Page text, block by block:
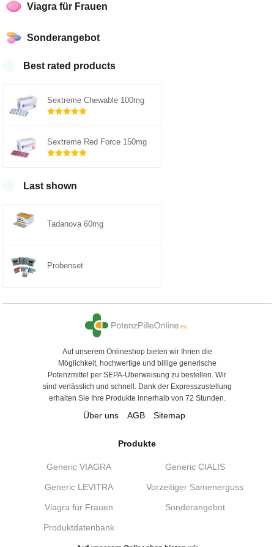
Viagra für Frauen
Sonderangebot
Best rated products
Sextreme Chewable 100mg
5
Sextreme Red Force 150mg
Last shown
Tadanova 60mg
Probenset
Auf unserem Onlineshop bieten wir Ihnen die
Möglichkeit, hochwertige und billige generische
Potenzmittel per SEPA-Überweisung zu bestellen. Wir
sind verlässlich und schnell. Dank der Expresszustellung
erhalten Sie Ihre Produkte innerhalb von 72 Stunden.
Über uns AGB Sitemap
Produkte
Generic VIAGRA Generic CIALIS
Generic LEVITRA Vorzeitiger Samenerguss
Viagra für Frauen Sonderangebot
Produktdatenbank